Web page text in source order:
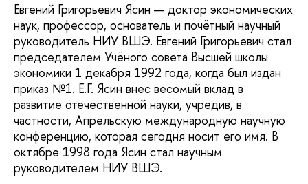
Евгений Григорьевич Ясин — доктор экономических
наук, профессор, основатель и почётный научный
руководитель НИУ ВШЭ. Евгений Григорьевич стал
председателем Учёного совета Высшей школы
экономики 1 декабря 1992 года, когда был издан
приказ №1. Е.Г. Ясин внес весомый вклад в
развитие отечественной науки, учредив, в
частности, Апрельскую международную научную
конференцию, которая сегодня носит его имя. В
октябре 1998 года Ясин стал научным
руководителем НИУ ВШЭ.